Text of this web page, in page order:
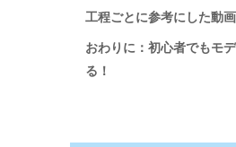
工程ごとに参考にした動
おわりに：初心者でもモ
る！